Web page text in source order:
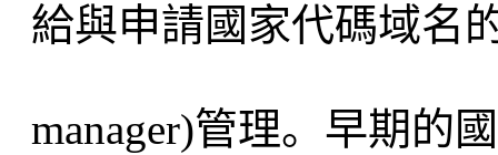
給與申請國家代碼域名
manager)管理。早期的